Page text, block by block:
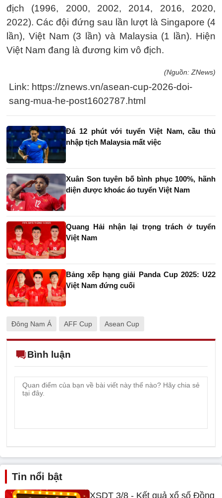
địch (1996, 2000, 2002, 2014, 2016, 2020,
2022). Các đội đứng sau lần lượt là Singapore (4
lần), Việt Nam (3 lần) và Malaysia (1 lần). Hiện
Việt Nam đang là đương kim vô địch.
(Nguồn: ZNews)
Link: https://znews.vn/asean-cup-2026-doi-
sang-mua-he-post1602787.html
Đá 12 phút với tuyển Việt Nam, cầu thủ
nhập tịch Malaysia mất việc
Xuân Son tuyên bố bình phục 100%, hãnh
diện được khoác áo tuyển Việt Nam
Quang Hải nhận lại trọng trách ở tuyển
Việt Nam
Bảng xếp hạng giải Panda Cup 2025: U22
Việt Nam đứng cuối
Đông Nam Á AFF Cup Asean Cup
Bình luận
Tin nổi bật
XSDT 3/8 - Kết quả xổ số Đồng